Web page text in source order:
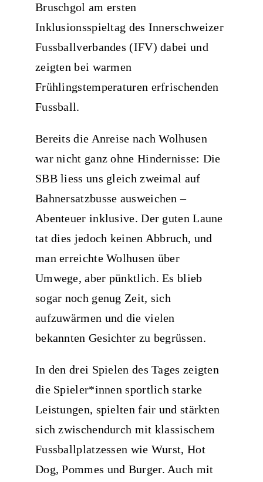
Bruschgol am ersten
Inklusionsspieltag des Innerschweizer
Fussballverbandes (IFV) dabei und
zeigten bei warmen
Frühlingstemperaturen erfrischenden
Fussball.
Bereits die Anreise nach Wolhusen
war nicht ganz ohne Hindernisse: Die
SBB liess uns gleich zweimal auf
Bahnersatzbusse ausweichen –
Abenteuer inklusive. Der guten Laune
tat dies jedoch keinen Abbruch, und
man erreichte Wolhusen über
Umwege, aber pünktlich. Es blieb
sogar noch genug Zeit, sich
aufzuwärmen und die vielen
bekannten Gesichter zu begrüssen.
In den drei Spielen des Tages zeigten
die Spieler*innen sportlich starke
Leistungen, spielten fair und stärkten
sich zwischendurch mit klassischem
Fussballplatzessen wie Wurst, Hot
Dog, Pommes und Burger. Auch mit